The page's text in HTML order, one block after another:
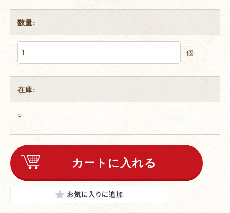
数量:
個
在庫:
○